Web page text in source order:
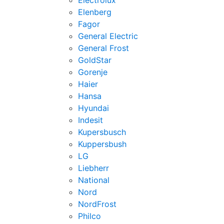
Elenberg
Fagor
General Electric
General Frost
GoldStar
Gorenje
Haier
Hansa
Hyundai
Indesit
Kupersbusch
Kuppersbush
LG
Liebherr
National
Nord
NordFrost
Philco